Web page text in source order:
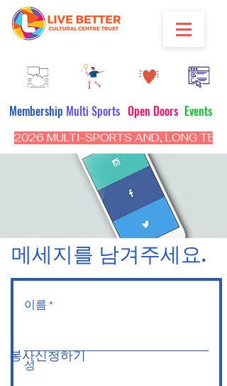
Multi Sports Open Doors Events
Membership
2026 MULTI-SPORTS AND, LONG
​메세지를 남겨주세요.
봉사신청하기
이름
성